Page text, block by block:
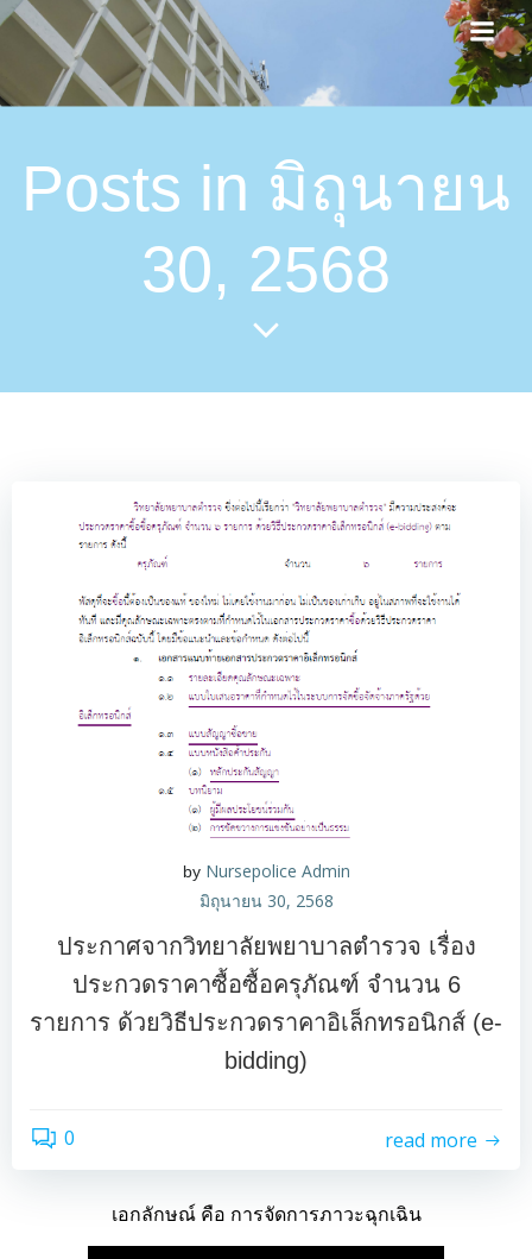
content
Posts in มิถุนายน
30, 2568
by Nursepolice Admin
มิถุนายน 30, 2568
ประกาศจากวิทยาลัยพยาบาลตำรวจ เรื่อง
ประกวดราคาซื้อซื้อครุภัณฑ์ จำนวน 6
รายการ ด้วยวิธีประกวดราคาอิเล็กทรอนิกส์ (e-
bidding)
0 read more
เอกลักษณ์ คือ การจัดการภาวะฉุกเฉิน